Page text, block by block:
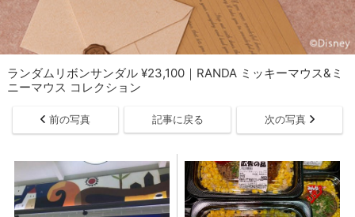
ランダムリボンサンダル ¥23,100｜RANDA ミッキーマウス&ミ
ニーマウス コレクション
前の写真 記事に戻る 次の写真